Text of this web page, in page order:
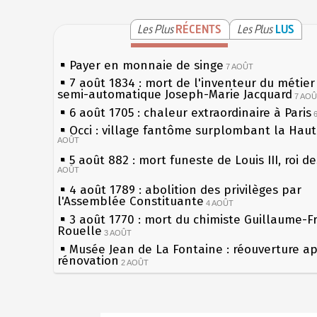
Les PlusRÉCENTS Les Plus LUS
Payer en monnaie de singe 7 AOÛT
7 août 1834 : mort de l'inventeur du
semi-automatique Joseph-Marie Jacquard 7
6 août 1705 : chaleur extraordinaire à Paris
Occi : village fantôme surplombant la
AOÛT
5 août 882 : mort funeste de Louis III, roi
AOÛT
4 août 1789 : abolition des privilèges par
l'Assemblée Constituante 4 AOÛT
3 août 1770 : mort du chimiste Guillaume-
Rouelle 3 AOÛT
Musée Jean de La Fontaine : réouverture
rénovation 2 AOÛT
2 août 1802 : Bonaparte est nommé